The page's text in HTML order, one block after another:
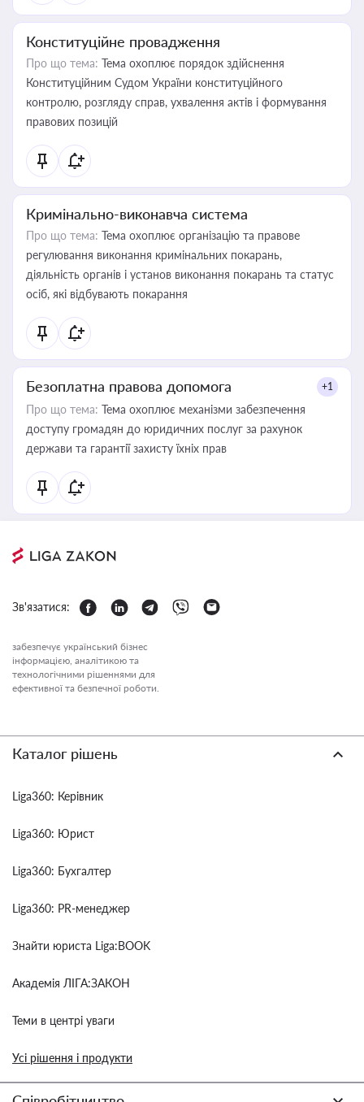
Конституційне провадження
Про що тема: Тема охоплює порядок здійснення
Конституційним Судом України конституційного
контролю, розгляду справ, ухвалення актів і формування
правових позицій
Кримінально-виконавча система
Про що тема: Тема охоплює організацію та правове
регулювання виконання кримінальних покарань,
діяльність органів і установ виконання покарань та статус
осіб, які відбувають покарання
Безоплатна правова допомога +1
Про що тема: Тема охоплює механізми забезпечення
доступу громадян до юридичних послуг за рахунок
держави та гарантії захисту їхніх прав
Зв'язатися:
забезпечує український бізнес
інформацією, аналітикою та
технологічними рішеннями для
ефективної та безпечної роботи.
Каталог рішень
Liga360: Керівник
Liga360: Юрист
Liga360: Бухгалтер
Liga360: PR-менеджер
Знайти юриста Liga:BOOK
Академія ЛІГА:ЗАКОН
Теми в центрі уваги
Усі рішення і продукти